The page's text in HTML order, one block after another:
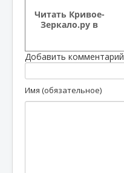
Читать Кривое-
Зеркало.ру в
Добавить комментарий
Имя (обязательное)